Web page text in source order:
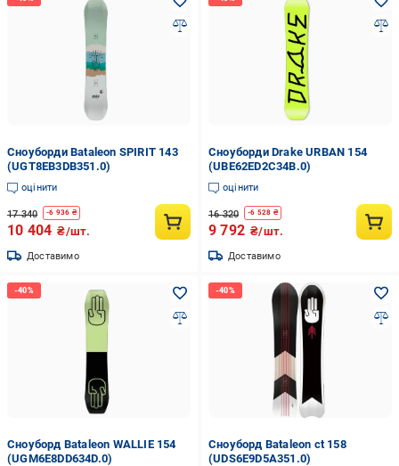
Сноуборди Bataleon SPIRIT 143
(UGT8EB3DB351.0)
оцінити
17 340 -6 936 ₴
10 404 ₴/шт.
Доставимо
Сноуборди Drake URBAN 154
(UBE62ED2C34B.0)
оцінити
16 320 -6 528 ₴
9 792 ₴/шт.
Доставимо
Сноуборд Bataleon WALLIE 154
(UGM6E8DD634D.0)
Сноуборд Bataleon ct 158
(UDS6E9D5A351.0)